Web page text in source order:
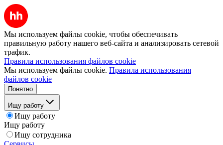
Мы используем файлы cookie, чтобы обеспечивать
правильную работу нашего веб-сайта и анализировать сетевой
трафик.
Правила использования файлов cookie
Мы используем файлы cookie. Правила использования
файлов cookie
Понятно
Ищу работу
Ищу работу
Ищу работу
Ищу сотрудника